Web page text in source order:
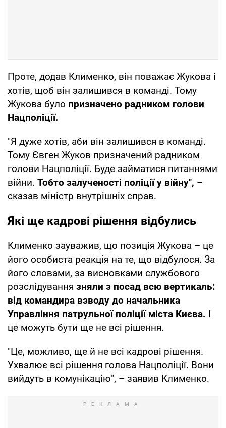
Проте, додав Клименко, він поважає Жукова і
хотів, щоб він залишився в команді. Тому
Жукова було призначено радником голови
Нацполіції.
"Я дуже хотів, аби він залишився в команді.
Тому Євген Жуков призначений радником
голови Нацполіції. Буде займатися питаннями
війни. Тобто залученості поліції у війну", –
сказав міністр внутрішніх справ.
Які ще кадрові рішення відбулись
Клименко зауважив, що позиція Жукова – це
його особиста реакція на те, що відбулося. За
його словами, за висновками службового
розслідування зняли з посад всю вертикаль:
від командира взводу до начальника
Управління патрульної поліції міста Києва. І
це можуть бути ще не всі рішення.
"Це, можливо, ще й не всі кадрові рішення.
Ухвалює всі рішення голова Нацполіції. Вони
вийдуть в комунікацію", – заявив Клименко.